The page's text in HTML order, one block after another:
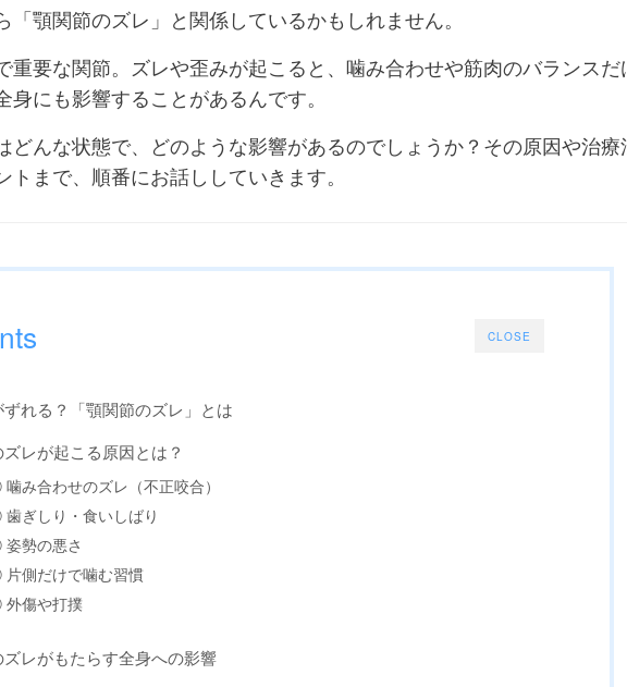
顎関節のズレ」と関係しているかもしれません。
重要な関節。ズレや歪みが起こると、噛み合わせや筋肉のバランスだ
にも影響することがあるんです。
どんな状態で、どのような影響があるのでしょうか？その原因や治療
まで、順番にお話ししていきます。
CLOSE
ずれる？「顎関節のズレ」とは
レが起こる原因とは？
み合わせのズレ（不正咬合）
ぎしり・食いしばり
勢の悪さ
側だけで噛む習慣
傷や打撲
ズレがもたらす全身への影響